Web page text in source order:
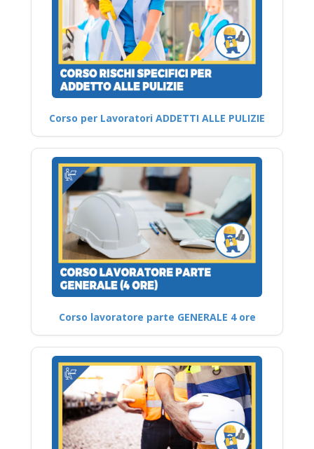
Corso per Lavoratori ADDETTI ALLE PULIZIE
Corso lavoratore parte GENERALE 4 ore